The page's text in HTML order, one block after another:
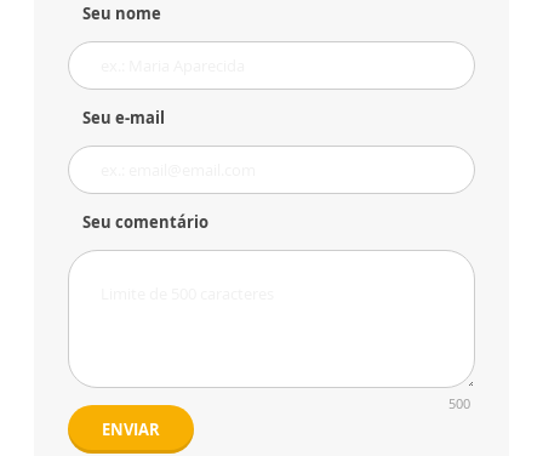
Seu nome
Seu e-mail
Seu comentário
500
ENVIAR